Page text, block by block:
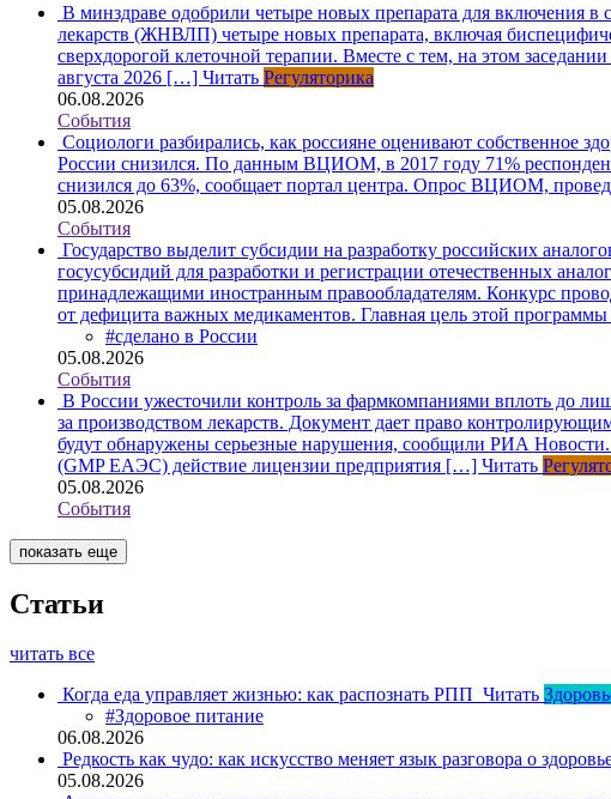
В минздраве одобрили четыре новых препарата для включения
лекарств (ЖНВЛП) четыре новых препарата, включая
сверхдорогой клеточной терапии. Вместе с тем, на этом
августа 2026 […] Читать Регуляторика
06.08.2026
События
Социологи разбирались, как россияне оценивают собственное
России снизился. По данным ВЦИОМ, в 2017 году 71%
снизился до 63%, сообщает портал центра. Опрос ВЦИОМ,
05.08.2026
События
Государство выделит субсидии на разработку российских
госусубсидий для разработки и регистрации отечественных
принадлежащими иностранным правообладателям. Конкурс
от дефицита важных медикаментов. Главная цель этой
#сделано в России
05.08.2026
События
В России ужесточили контроль за фармкомпаниями вплоть до
за производством лекарств. Документ дает право
будут обнаружены серьезные нарушения, сообщили РИА
(GMP ЕАЭС) действие лицензии предприятия […] Читать
05.08.2026
События
показать еще
Статьи
читать все
Когда еда управляет жизнью: как распознать РПП Читать
#Здоровое питание
06.08.2026
Редкость как чудо: как искусство меняет язык разговора о
05.08.2026